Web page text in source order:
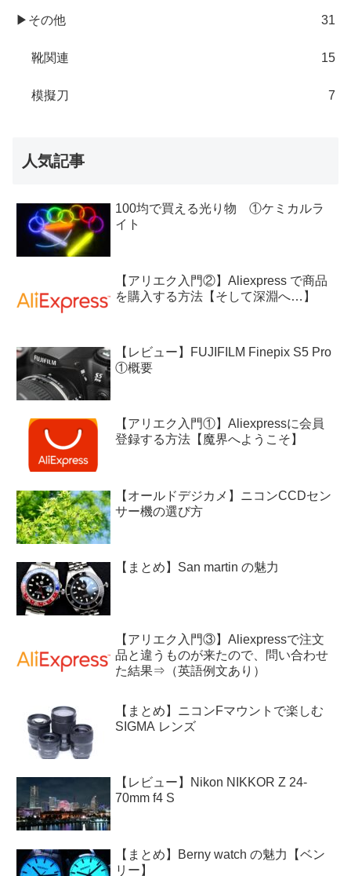
▶その他 31
靴関連 15
模擬刀 7
人気記事
100均で買える光り物 ①ケミカルラ
イト
【アリエク入門②】Aliexpress で商品
を購入する方法【そして深淵へ…】
【レビュー】FUJIFILM Finepix S5 Pro
①概要
【アリエク入門①】Aliexpressに会員
登録する方法【魔界へようこそ】
【オールドデジカメ】ニコンCCDセン
サー機の選び方
【まとめ】San martin の魅力
【アリエク入門③】Aliexpressで注文
品と違うものが来たので、問い合わせ
た結果⇒（英語例文あり）
【まとめ】ニコンFマウントで楽しむ
SIGMA レンズ
【レビュー】Nikon NIKKOR Z 24-
70mm f4 S
【まとめ】Berny watch の魅力【ベン
リー】